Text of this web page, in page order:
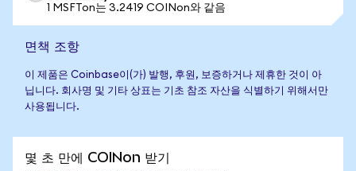
1 MSFTon는 3.2419 COINon와 같음
면책 조항
이 제품은 Coinbase이(가) 발행, 후원, 보증하거나 제휴한 것이 아
닙니다. 회사명 및 기타 상표는 기초 참조 자산을 식별하기 위해서만
사용됩니다.
몇 초 만에 COINon 받기